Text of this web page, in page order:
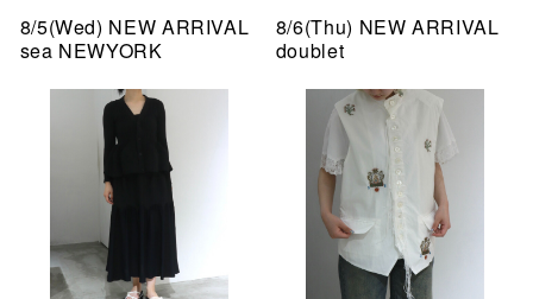
8/5(Wed) NEW ARRIVAL
sea NEWYORK
8/6(Thu) NEW ARRIVAL
doublet